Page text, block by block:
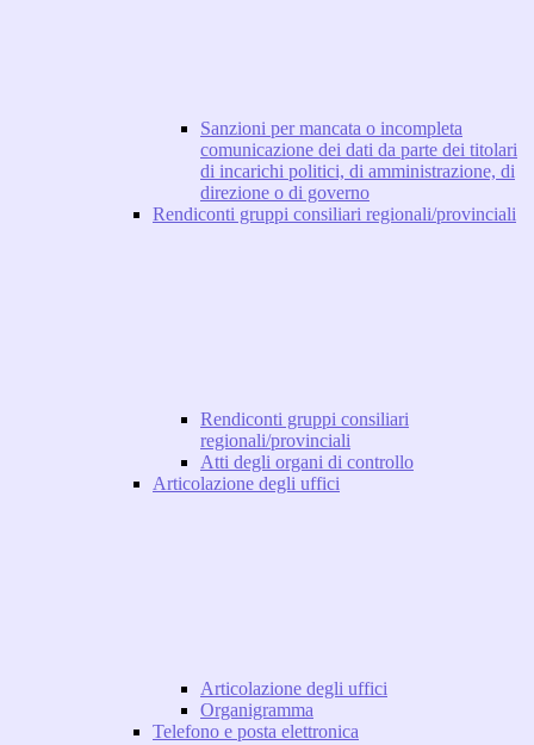
Sanzioni per mancata o incompleta
comunicazione dei dati da parte dei titolari
di incarichi politici, di amministrazione, di
direzione o di governo
Rendiconti gruppi consiliari regionali/provinciali
Rendiconti gruppi consiliari
regionali/provinciali
Atti degli organi di controllo
Articolazione degli uffici
Articolazione degli uffici
Organigramma
Telefono e posta elettronica